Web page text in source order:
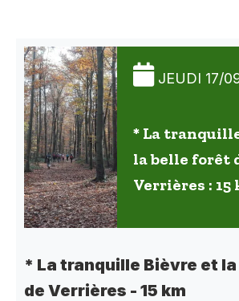
JEUDI 17/
* La
la belle forêt
Verrières : 15
* La tranquille Bièvre et
de Verrières - 15 km